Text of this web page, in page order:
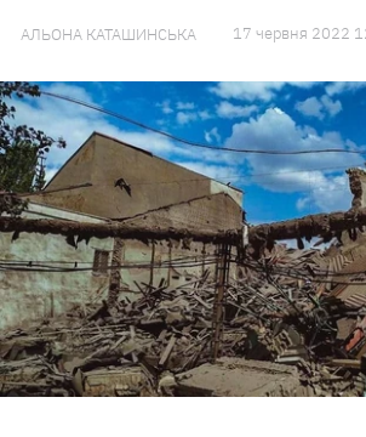
АЛЬОНА КАТАШИНСЬКА 17 червня 2022